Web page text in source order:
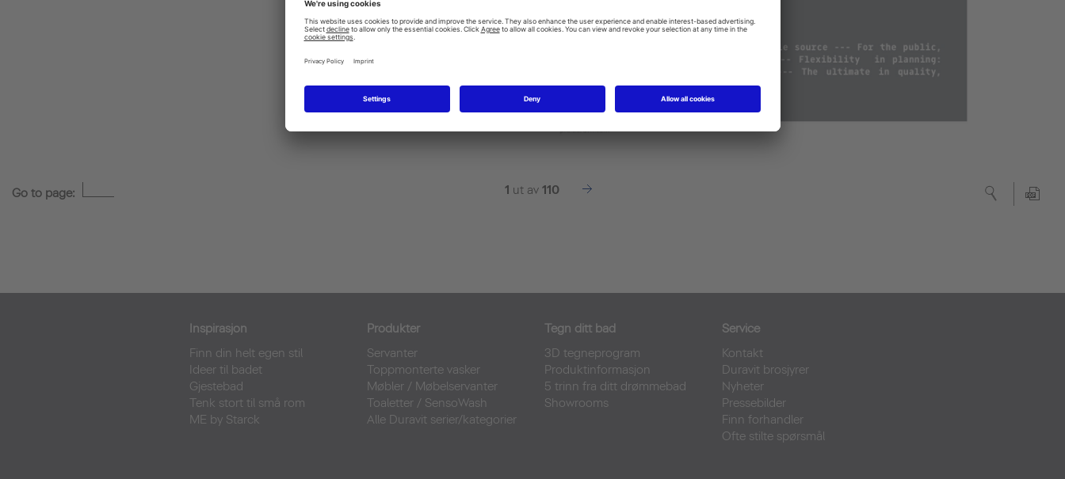
Go to page: 1 ut av 110
Inspirasjon
Finn din helt egen stil
Ideer til badet
Gjestebad
Tenk stort til små rom
ME by Starck
Produkter
Servanter
Toppmonterte vasker
Møbler / Møbelservanter
Toaletter / SensoWash
Alle Duravit serier/kategorier
Tegn ditt bad
3D tegneprogram
Produktinformasjon
5 trinn fra ditt drømmebad
Showrooms
Service
Kontakt
Duravit brosjyrer
Nyheter
Pressebilder
Finn forhandler
Ofte stilte spørsmål